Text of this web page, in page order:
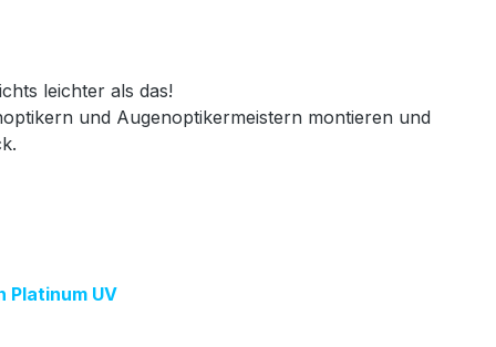
leichter als das!
und Augenoptikermeistern montieren und
Platinum UV